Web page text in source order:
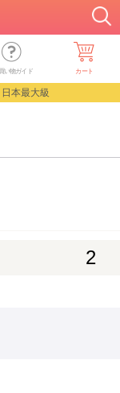
い物ガイド カート
本最大級
2